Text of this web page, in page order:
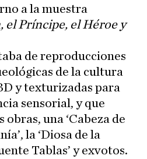
a la muestra
el Príncipe, el Héroe y
de reproducciones
de la cultura
y texturizadas para
sensorial, y que
una ‘Cabeza de
la ‘Diosa de la
Tablas’ y exvotos.